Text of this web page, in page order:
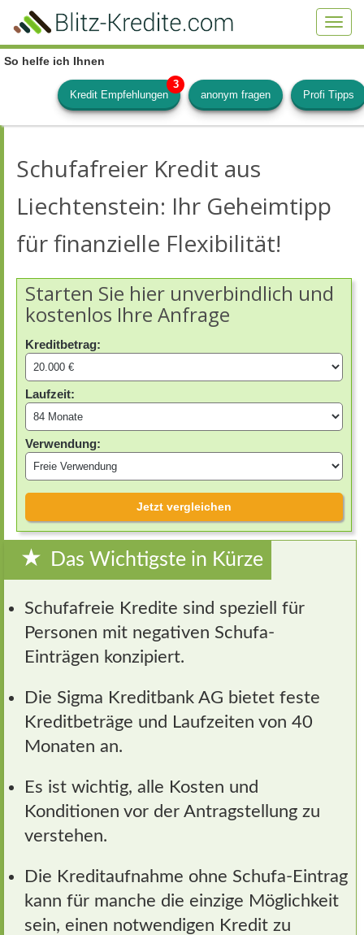
content
So helfe ich Ihnen
Kredit Empfehlungen anonym fragen Profi Tipps
Schufafreier Kredit aus
Liechtenstein: Ihr Geheimtipp
für finanzielle Flexibilität!
Starten Sie hier unverbindlich und
kostenlos Ihre Anfrage
Kreditbetrag:
Laufzeit:
Verwendung:
Jetzt vergleichen
Das Wichtigste in Kürze
Schufafreie Kredite sind speziell für
Personen mit negativen Schufa-
Einträgen konzipiert.
Die Sigma Kreditbank AG bietet feste
Kreditbeträge und Laufzeiten von 40
Monaten an.
Es ist wichtig, alle Kosten und
Konditionen vor der Antragstellung zu
verstehen.
Die Kreditaufnahme ohne Schufa-Eintrag
kann für manche die einzige Möglichkeit
sein, einen notwendigen Kredit zu